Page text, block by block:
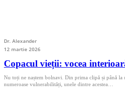
Dr. Alexander
12 martie 2026
Copacul vieții: vocea
Nu toți ne naștem bolnavi. Din prima clipă și până
numeroase vulnerabilități, unele dintre acestea…